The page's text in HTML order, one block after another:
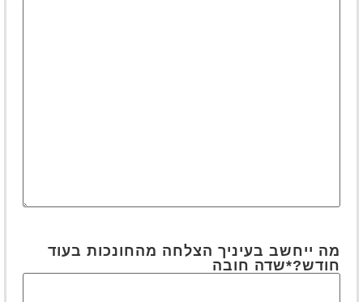
מה ייחשב בעיניך הצלחה מהחונכות בעוד
חודש?*שדה חובה